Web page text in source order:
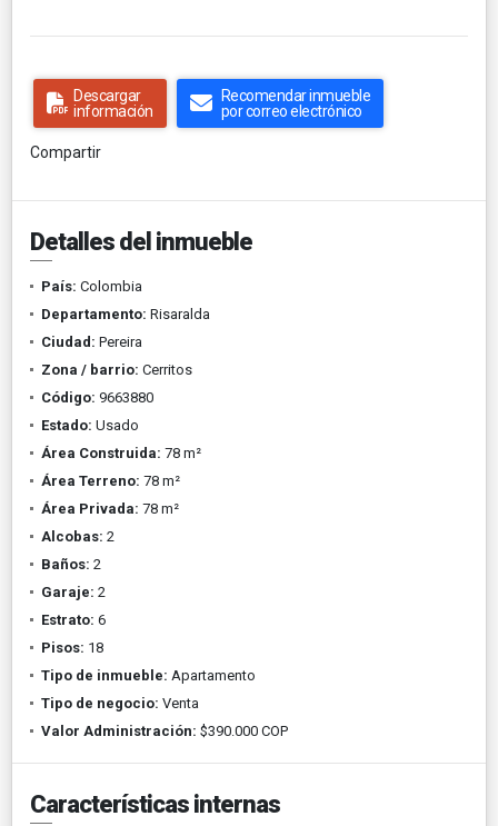
Descargar
información
Recomendar inmueble
por correo electrónico
Compartir
Detalles del inmueble
País: Colombia
Departamento: Risaralda
Ciudad: Pereira
Zona / barrio: Cerritos
Código: 9663880
Estado: Usado
Área Construida: 78 m²
Área Terreno: 78 m²
Área Privada: 78 m²
Alcobas: 2
Baños: 2
Garaje: 2
Estrato: 6
Pisos: 18
Tipo de inmueble: Apartamento
Tipo de negocio: Venta
Valor Administración: $390.000 COP
Características internas